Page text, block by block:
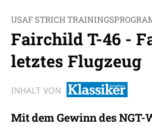
USAF STRICH
Fairchild T-46 -
letztes Flugzeug
INHALT VON
Mit dem Gewinn des NGT-